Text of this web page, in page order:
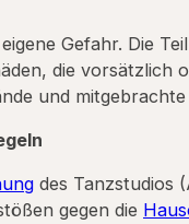
Gefahr. Die
die vorsätzlich
und
des Tanzstudios
gegen die